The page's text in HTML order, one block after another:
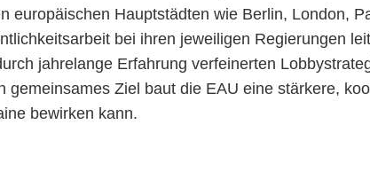
europäischen Hauptstädten wie Berlin, London,
bei ihren jeweiligen Regierungen
jahrelange Erfahrung verfeinerten
Ziel baut die EAU eine stärkere,
bewirken kann.